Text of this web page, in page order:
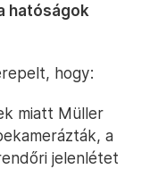
hatóságok
hogy:
miatt Müller
a
jelenlétet